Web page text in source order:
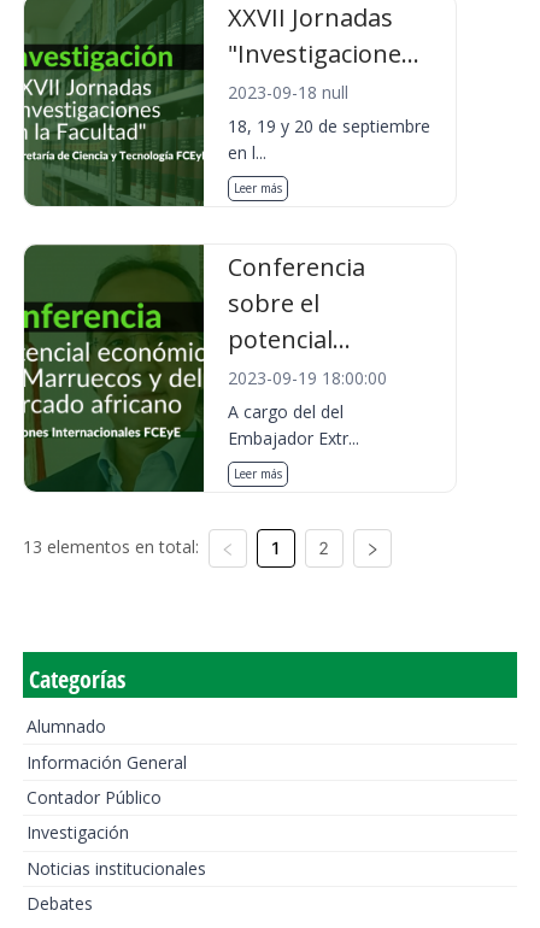
XXVII Jornadas
"Investigacione...
2023-09-18 null
18, 19 y 20 de septiembre
en l...
Leer más
Conferencia
sobre el
potencial...
2023-09-19 18:00:00
A cargo del del
Embajador Extr...
Leer más
13 elementos en total: 1 2
Categorías
Alumnado
Información General
Contador Público
Investigación
Noticias institucionales
Debates